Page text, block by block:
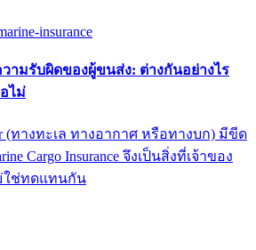
insurance
วามรับผิดของผู้ขนส่ง: ต่างกันอย่างไร
ไม่
(ทางทะเล ทางอากาศ หรือทางบก) มีขีด
Cargo Insurance จึงเป็นสิ่งที่เจ้าของ
ใช่ทดแทนกัน